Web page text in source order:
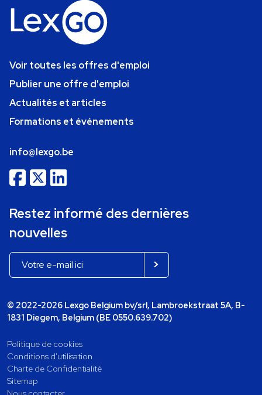
Voir toutes les offres d'emploi
Publier une offre d'emploi
Actualités et articles
Formations et événements
info@lexgo.be
Restez informé des dernières
nouvelles
© 2022-2026 Lexgo Belgium bv/srl, Lambroekstraat 5A, B-
1831 Diegem, Belgium (BE 0550.639.702)
Politique de cookies
Conditions d'utilisation
Charte de Confidentialité
Sitemap